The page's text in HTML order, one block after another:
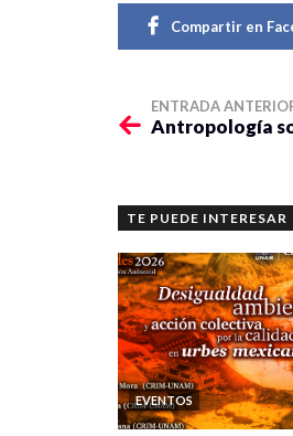
Compartir en
ENTRADA
Antropología
TE PUEDE INTERESAR
EVENTOS